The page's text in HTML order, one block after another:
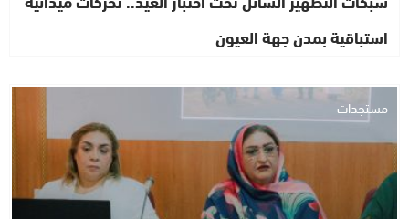
استباقية بمدن جهة العيون
مستجدات